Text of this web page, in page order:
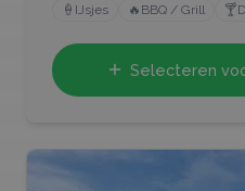
🍦 IJsjes 🔥 BBQ / Grill 🍸
Selecteren